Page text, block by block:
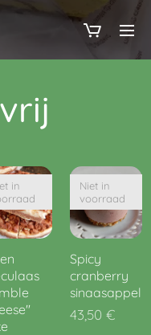
in
Spicy
cranberry
sinaasappel
Niet in
voorraad
43,50 €